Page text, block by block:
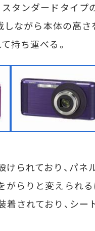
タンダードタイプ
ながら本体の高
持ち運べる。
られており、パネ
らりと変えられる
されており、シー